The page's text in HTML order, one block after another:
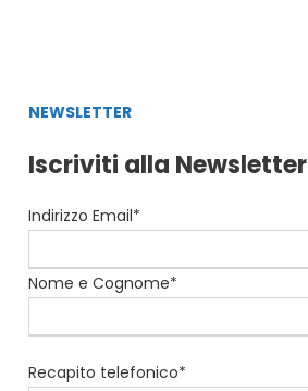
NEWSLETTER
Iscriviti alla Newsletter
Indirizzo Email*
Nome e Cognome*
Recapito telefonico*